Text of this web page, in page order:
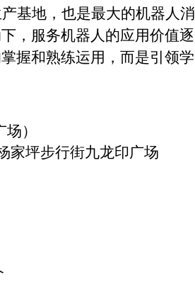
基地，也是最大的机器人消
，服务机器人的应用价值逐
握和熟练运用，而是引领学
场）
家坪步行街九龙印广场